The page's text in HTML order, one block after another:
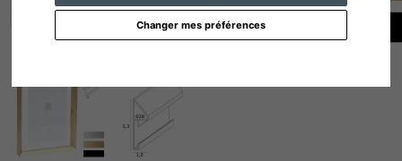
Changer mes préférences